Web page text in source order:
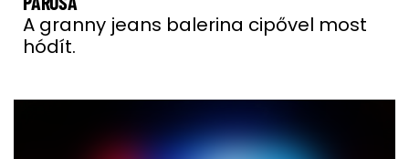
A granny jeans balerina cipővel most
hódít.